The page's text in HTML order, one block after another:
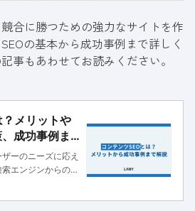
合に勝つための強力なサイトを作
の基本から成功事例まで詳しく
事もあわせてお読みください。
メリットや
成功事例ま
ーのニーズに応え
エンジンからの集
は、コンテンツ